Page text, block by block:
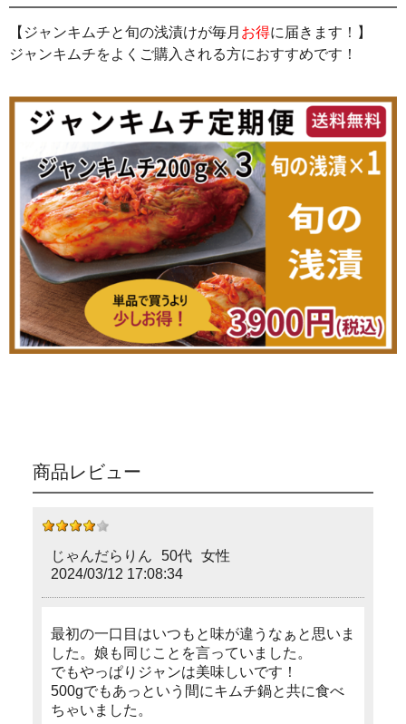
【ジャンキムチと旬の浅漬けが毎月 お得に届きます！】
ジャンキムチをよくご購入される方におすすめです！
商品レビュー
じゃんだらりん 50代
女性
2024/03/12 17:08:34
最初の一口目はいつもと味が違うなぁと思いま
した。娘も同じことを言っていました。
でもやっぱりジャンは美味しいです！
500gでもあっという間にキムチ鍋と共に食べ
ちゃいました。